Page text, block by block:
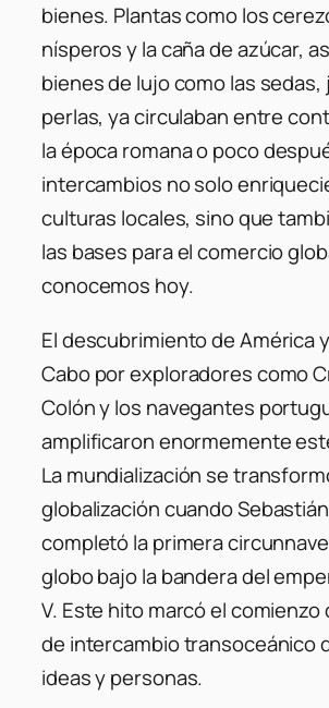
bienes. Plantas como los
nísperos y la caña de azúcar,
bienes de lujo como las sedas,
perlas, ya circulaban entre
la época romana o poco
intercambios no solo
culturas locales, sino que
las bases para el comercio
conocemos hoy.
El descubrimiento de América
Cabo por exploradores como
Colón y los navegantes
amplificaron enormemente
La mundialización se
globalización cuando
completó la primera
globo bajo la bandera del
V. Este hito marcó el comienzo
de intercambio transoceánico
ideas y personas.